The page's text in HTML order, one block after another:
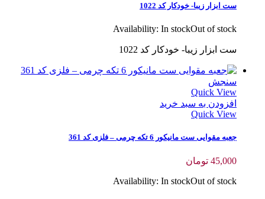
ست ابزار زیبا- خودکار کد 1022
Availability: In stockOut of stock
ست ابزار زیبا- خودکار کد 1022
سنجش
Quick View
افزودن به سبد خرید
Quick View
جعبه مقوایی ست مانیکور 6 تکه چرمی – فلزی کد 361
45,000 تومان
Availability: In stockOut of stock